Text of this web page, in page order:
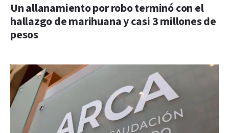
Un allanamiento por robo terminó con el
hallazgo de marihuana y casi 3 millones de
pesos